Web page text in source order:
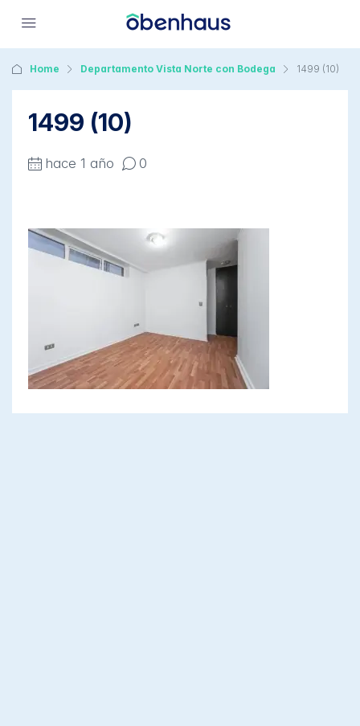
Home Departamento Vista Norte con Bodega 1499 (10)
1499 (10)
hace 1 año 0